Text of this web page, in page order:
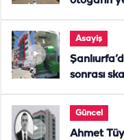
Asayiş
sonrası
Güncel
Ahmet